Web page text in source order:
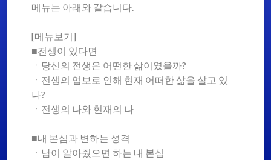
메뉴는 아래와 같습니다.
[메뉴보기]
■전생이 있다면
ㆍ당신의 전생은 어떤한 삶이였을까?
ㆍ전생의 업보로 인해 현재 어떠한 삶을 살고 있
나?
ㆍ전생의 나와 현재의 나
■내 본심과 변하는 성격
ㆍ남이 알아줬으면 하는 내 본심